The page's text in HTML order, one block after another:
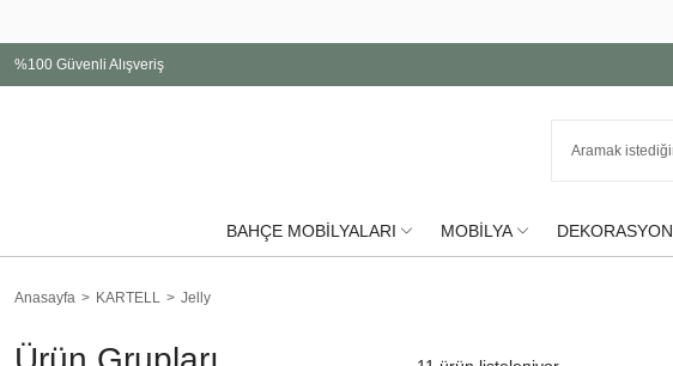
%100 Güvenli Alışveriş
BAHÇE MOBİLYALARI MOBİLYA DEKORASYON
Anasayfa KARTELL Jelly